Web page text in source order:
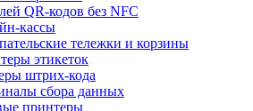
QR-кодов без NFC
кассы
тележки и корзины
этикеток
штрих-кода
сбора данных
принтеры